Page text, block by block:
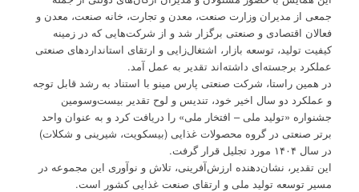
جمعی از مدیران وزارت صنعت، معدن و تجارت، خانه صنعت، معدن و
فعالان اقتصادی و صنعتی برگزار شد و از شرکت‌هایی که در زمینه
کیفیت تولید، توسعه بازار، اشتغال‌زایی و ارتقای استانداردهای صنعتی
عملکرد برجسته‌ای داشته‌اند تقدیر به عمل آمد.
در همین راستا، شرکت صنعتی پارس مینو با استناد به رشد قابل توجه
و عملکرد دو سال اخیر خود، تندیس و لوح تقدیر بیست‌وسومین
جشنواره «تولید ملی – افتخار ملی» را دریافت کرد و به عنوان واحد
برتر صنعتی در گروه محصولات غذایی (بیسکویت، شیرینی و شکلات)
در سال ۱۴۰۴ مورد تجلیل قرار گرفت.
این تقدیر، نشان‌دهنده ارزش‌آفرینی، تلاش و نوآوری این مجموعه در
مسیر توسعه تولید ملی و ارتقای صنعت غذایی کشور است.